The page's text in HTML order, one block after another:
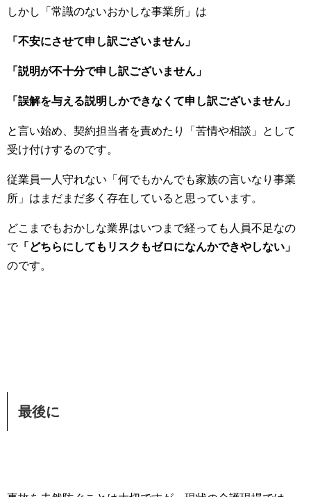
しかし「常識のないおかしな事業所」は
「不安にさせて申し訳ございません」
「説明が不十分で申し訳ございません」
「誤解を与える説明しかできなくて申し訳ございません」
と言い始め、契約担当者を責めたり「苦情や相談」として
受け付けするのです。
従業員一人守れない「何でもかんでも家族の言いなり事業
所」はまだまだ多く存在していると思っています。
どこまでもおかしな業界はいつまで経っても人員不足なの
で「どちらにしてもリスクもゼロになんかできやしない」
のです。
最後に